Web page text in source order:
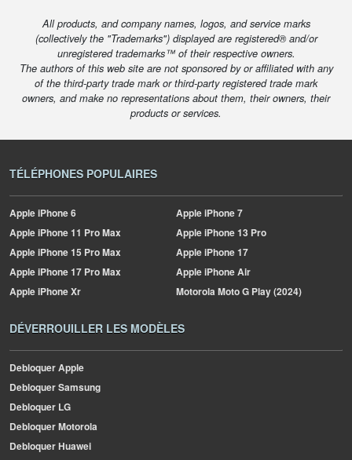
All products, and company names, logos, and service marks
(collectively the "Trademarks") displayed are registered® and/or
unregistered trademarks™ of their respective owners.
The authors of this web site are not sponsored by or affiliated with any
of the third-party trade mark or third-party registered trade mark
owners, and make no representations about them, their owners, their
products or services.
TÉLÉPHONES POPULAIRES
AppleiPhone 6 AppleiPhone 7
AppleiPhone 11 Pro Max AppleiPhone 13 Pro
AppleiPhone 15 Pro Max AppleiPhone 17
AppleiPhone 17 Pro Max AppleiPhone Air
AppleiPhone Xr MotorolaMoto G Play (2024)
DÉVERROUILLER LES MODÈLES
Debloquer Apple
Debloquer Samsung
Debloquer LG
Debloquer Motorola
Debloquer Huawei